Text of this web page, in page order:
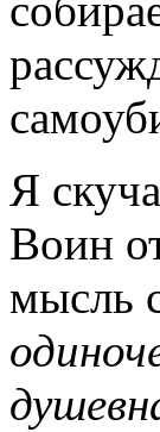
Я
Воин
мысль